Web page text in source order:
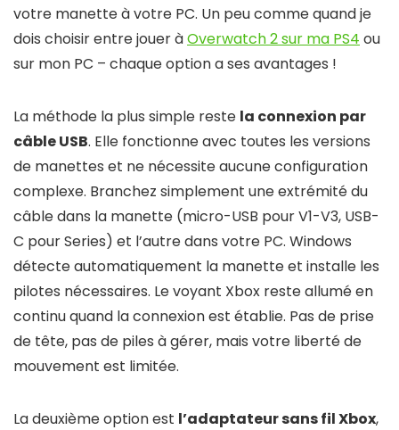
votre manette à votre PC. Un peu comme quand je
dois choisir entre jouer àOverwatch 2 sur ma PS4 ou
sur mon PC – chaque option a ses avantages !
La méthode la plus simple reste la connexion par
câble USB. Elle fonctionne avec toutes les versions
de manettes et ne nécessite aucune configuration
complexe. Branchez simplement une extrémité du
câble dans la manette (micro-USB pour V1-V3, USB-
C pour Series) et l’autre dans votre PC. Windows
détecte automatiquement la manette et installe les
pilotes nécessaires. Le voyant Xbox reste allumé en
continu quand la connexion est établie. Pas de prise
de tête, pas de piles à gérer, mais votre liberté de
mouvement est limitée.
La deuxième option est l’adaptateur sans fil Xbox,